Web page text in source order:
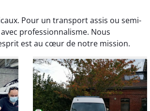
Pour un transport assis ou semi-
professionnalisme. Nous
est au cœur de notre mission.
Jérémy Ferrand
8 septembre 2024